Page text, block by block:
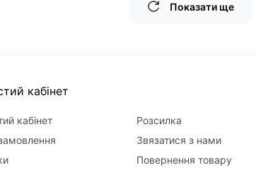
Показати ще
кабінет
кабінет
Розсилка
Звязатися з нами
Повернення товару